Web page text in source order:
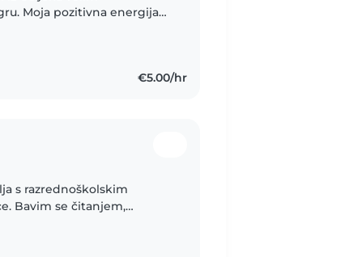
Moja pozitivna energija
€5.00/hr
s razrednoškolskim
Bavim se čitanjem,